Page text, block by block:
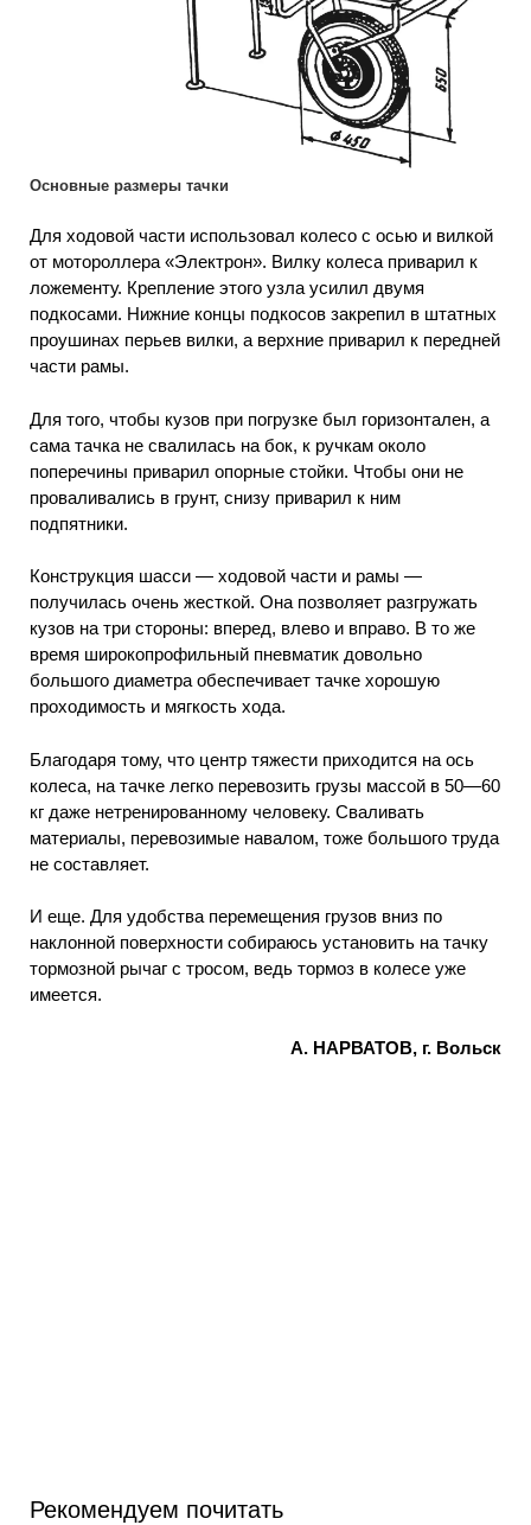
Основные размеры тачки
Для ходовой части использовал колесо с осью и вилкой
от мотороллера «Электрон». Вилку колеса приварил к
ложементу. Крепление этого узла усилил двумя
подкосами. Нижние концы подкосов закрепил в штатных
проушинах перьев вилки, а верхние приварил к передней
части рамы.
Для того, чтобы кузов при погрузке был горизонтален, а
сама тачка не свалилась на бок, к ручкам около
поперечины приварил опорные стойки. Чтобы они не
проваливались в грунт, снизу приварил к ним
подпятники.
Конструкция шасси — ходовой части и рамы —
получилась очень жесткой. Она позволяет разгружать
кузов на три стороны: вперед, влево и вправо. В то же
время широкопрофильный пневматик довольно
большого диаметра обеспечивает тачке хорошую
проходимость и мягкость хода.
Благодаря тому, что центр тяжести приходится на ось
колеса, на тачке легко перевозить грузы массой в 50—60
кг даже нетренированному человеку. Сваливать
материалы, перевозимые навалом, тоже большого труда
не составляет.
И еще. Для удобства перемещения грузов вниз по
наклонной поверхности собираюсь установить на тачку
тормозной рычаг с тросом, ведь тормоз в колесе уже
имеется.
А. НАРВАТОВ, г. Вольск
Рекомендуем почитать